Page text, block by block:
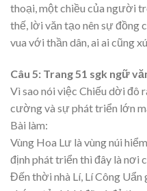
thoại, một chiều của người
thế, lời văn tạo nên sự đồng
vua với thần dân, ai ai cũng
Câu 5: Trang 51 sgk ngữ
Vì sao nói việc Chiếu dời đô
cường và sự phát triển lớn
Bài làm:
Vùng Hoa Lư là vùng núi
định phát triển thì đây là nơi
Đến thời nhà Lí, Lí Công